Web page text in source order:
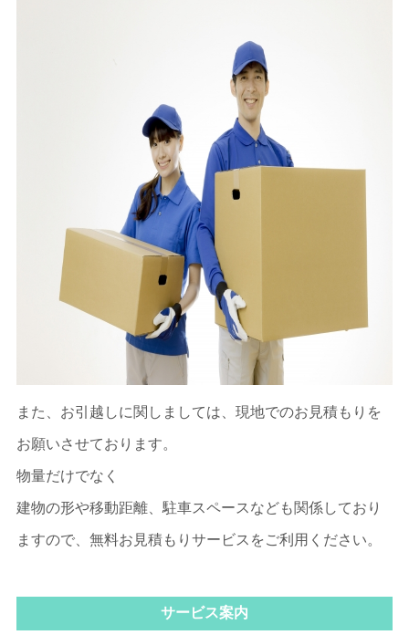
また、お引越しに関しましては、現地でのお見積もりを
お願いさせております。
物量だけでなく
建物の形や移動距離、駐車スペースなども関係しており
ますので、無料お見積もりサービスをご利用ください。
サービス案内